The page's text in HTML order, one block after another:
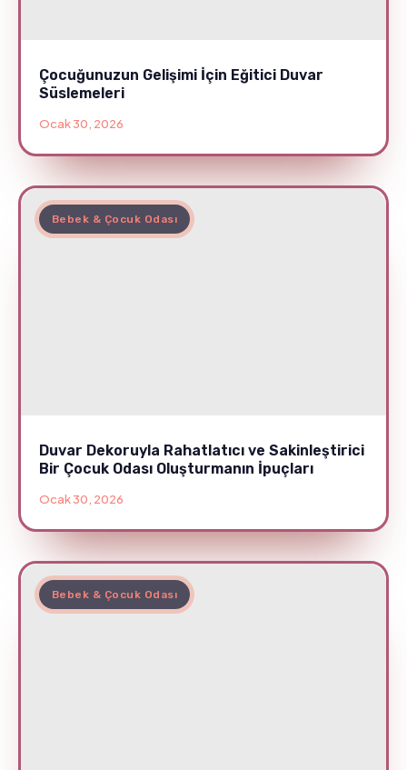
Çocuğunuzun Gelişimi İçin Eğitici Duvar
Süslemeleri
Ocak 30, 2026
Bebek & Çocuk Odası
Duvar Dekoruyla Rahatlatıcı ve Sakinleştirici
Bir Çocuk Odası Oluşturmanın İpuçları
Ocak 30, 2026
Bebek & Çocuk Odası